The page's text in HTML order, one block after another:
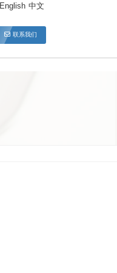
English 中文
联系我们